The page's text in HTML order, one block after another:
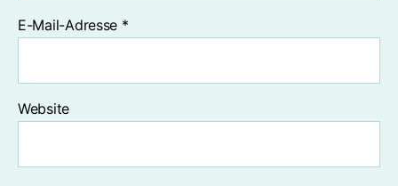
E-Mail-Adresse *
Website